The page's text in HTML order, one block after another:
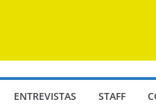
ENTREVISTAS STAFF